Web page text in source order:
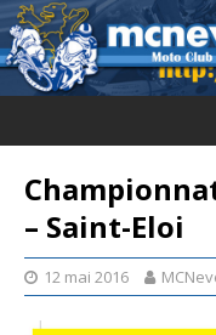
– Saint-Eloi
12 mai 2016